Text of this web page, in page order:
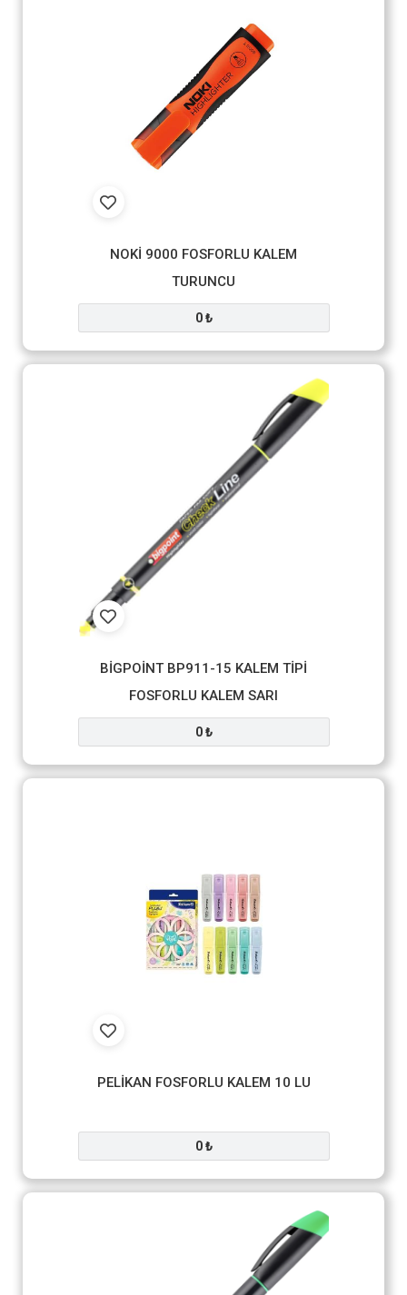
NOKİ 9000 FOSFORLU KALEM
TURUNCU
0 ₺
BİGPOİNT BP911-15 KALEM TİPİ
FOSFORLU KALEM SARI
0 ₺
PELİKAN FOSFORLU KALEM 10 LU
0 ₺